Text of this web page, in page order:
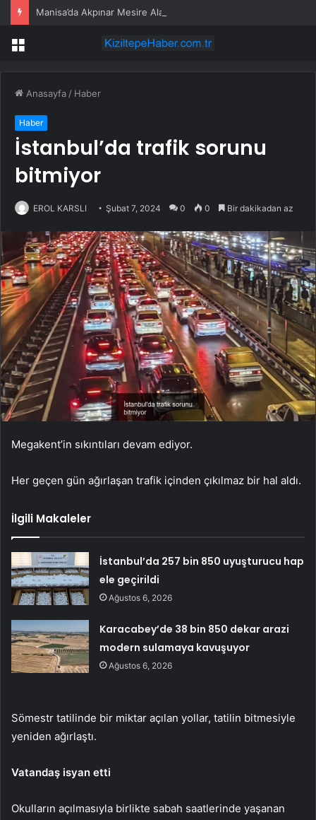
Manisa’da Akpınar Mesire Alanı hizmete açılıyor
Menü
Anasayfa / Haber
Haber
İstanbul’da trafik sorunu
bitmiyor
EROL KARSLI Şubat 7, 2024 0 0 Bir dakikadan az
Megakent’in sıkıntıları devam ediyor.
Her geçen gün ağırlaşan trafik içinden çıkılmaz bir hal aldı.
İlgili Makaleler
İstanbul’da 257 bin 850 uyuşturucu hap
ele geçirildi
Ağustos 6, 2026
Karacabey’de 38 bin 850 dekar arazi
modern sulamaya kavuşuyor
Ağustos 6, 2026
Sömestr tatilinde bir miktar açılan yollar, tatilin bitmesiyle
yeniden ağırlaştı.
Vatandaş isyan etti
Okulların açılmasıyla birlikte sabah saatlerinde yaşanan